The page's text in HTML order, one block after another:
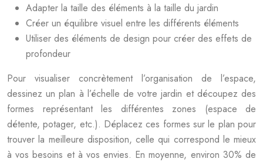
Adapter la taille des éléments à la taille du jardin
Créer un équilibre visuel entre les différents éléments
Utiliser des éléments de design pour créer des effets de
profondeur
Pour visualiser concrètement l’organisation de l’espace,
dessinez un plan à l’échelle de votre jardin et découpez des
formes représentant les différentes zones (espace de
détente, potager, etc.). Déplacez ces formes sur le plan pour
trouver la meilleure disposition, celle qui correspond le mieux
à vos besoins et à vos envies. En moyenne, environ 30% de